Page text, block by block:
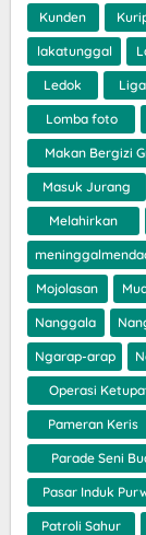
Kunden
lakatunggal
Ledok
Lomba foto
Makan Bergizi
Masuk Jurang
Melahirkan
Mojolasan
Nanggala
Ngarap-arap
Operasi
Pameran Keris
Parade Seni
Pasar Induk
Patroli Sahur